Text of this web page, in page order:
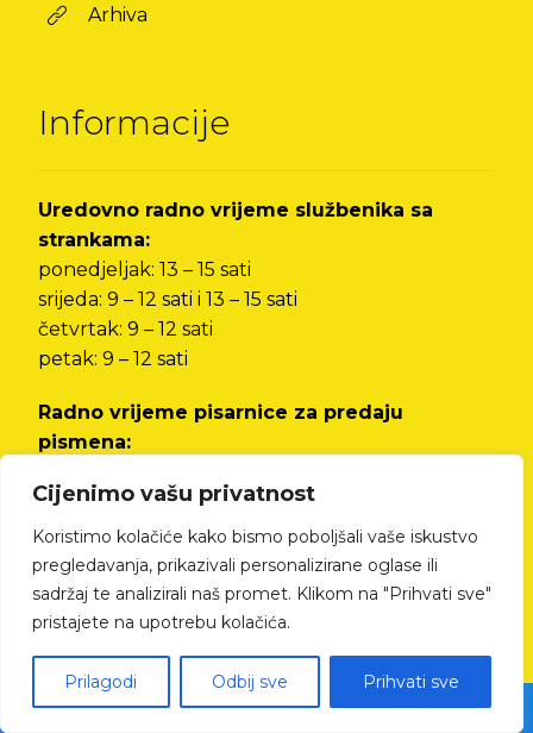
Cijenimo vašu privatnost
Koristimo kolačiće kako bismo poboljšali vaše iskustvo
pregledavanja, prikazivali personalizirane oglase ili
sadržaj te analizirali naš promet. Klikom na "Prihvati sve"
pristajete na upotrebu kolačića.
Prilagodi Odbij sve Prihvati sve
Arhiva
Informacije
Uredovno radno vrijeme službenika sa
strankama:
ponedjeljak: 13 – 15 sati
srijeda: 9 – 12 sati i 13 – 15 sati
četvrtak: 9 – 12 sati
petak: 9 – 12 sati
Radno vrijeme pisarnice za predaju
pismena:
do 15 sati
Izjava o pristupačnosti
© All rights reserved Cres.hr | Izrada web stranica - kTdizajn